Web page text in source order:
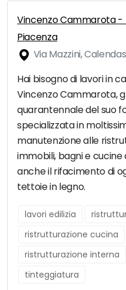
Vincenzo Cammarota -
Piacenza
Via Mazzini,
Hai bisogno di lavori in
Vincenzo Cammarota,
quarantennale del suo
specializzata in
manutenzione alle
immobili, bagni e cucine
anche il rifacimento di
tettoie in legno.
lavori edilizia
ristrutturazione cucina
ristrutturazione interna
tinteggiatura